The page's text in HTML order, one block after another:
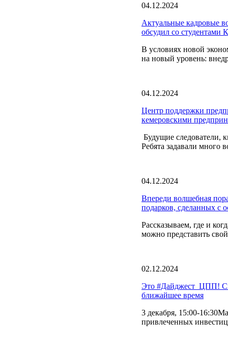
04.12.2024
Актуальные кадровые
обсудил со студентами
В условиях новой
на новый уровень:
04.12.2024
Центр поддержки
кемеровскими
Будущие следователи,
Ребята задавали много
04.12.2024
Впереди волшебная
подарков, сделанных с
Рассказываем, где и
можно представить
02.12.2024
Это #Дайджест_ЦПП!
ближайшее время
3 декабря, 15:00-
привлеченных